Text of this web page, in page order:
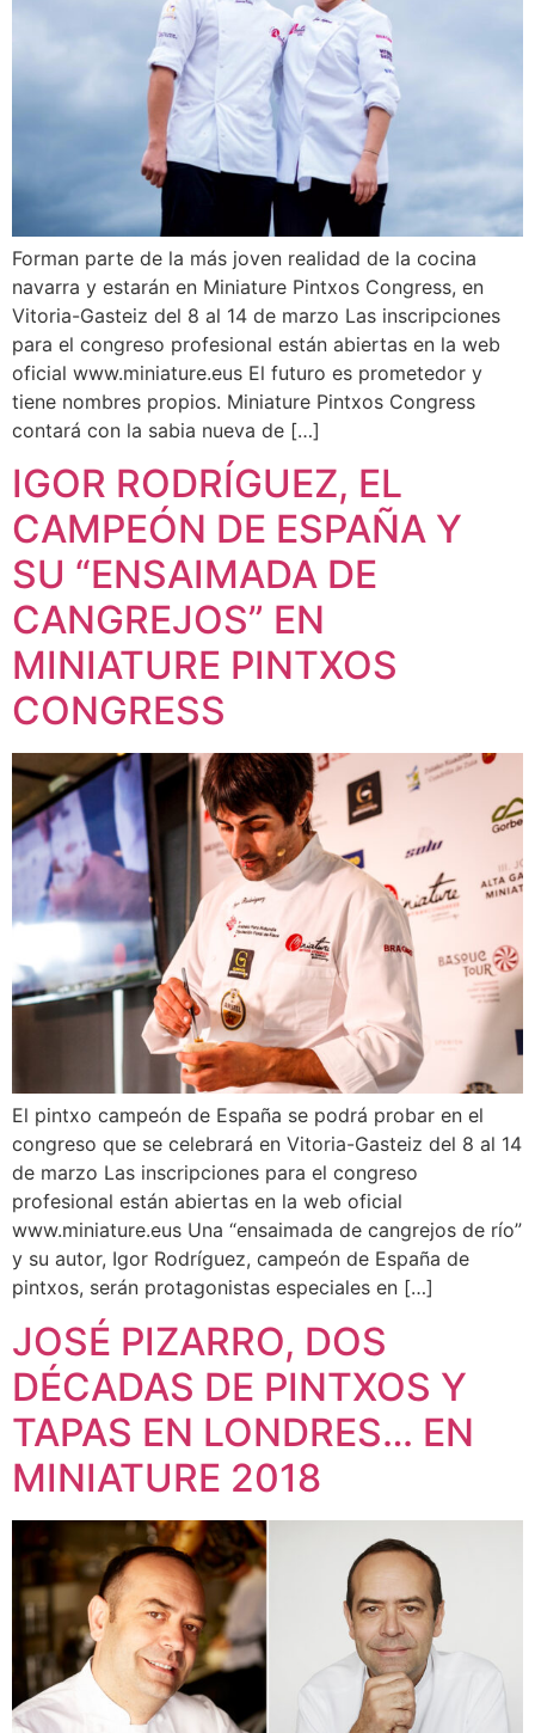
Forman parte de la más joven realidad de la cocina
navarra y estarán en Miniature Pintxos Congress, en
Vitoria-Gasteiz del 8 al 14 de marzo Las inscripciones
para el congreso profesional están abiertas en la web
oficial www.miniature.eus El futuro es prometedor y
tiene nombres propios. Miniature Pintxos Congress
contará con la sabia nueva de […]
IGOR RODRÍGUEZ, EL
CAMPEÓN DE ESPAÑA Y
SU “ENSAIMADA DE
CANGREJOS” EN
MINIATURE PINTXOS
CONGRESS
El pintxo campeón de España se podrá probar en el
congreso que se celebrará en Vitoria-Gasteiz del 8 al 14
de marzo Las inscripciones para el congreso
profesional están abiertas en la web oficial
www.miniature.eus Una “ensaimada de cangrejos de río”
y su autor, Igor Rodríguez, campeón de España de
pintxos, serán protagonistas especiales en […]
JOSÉ PIZARRO, DOS
DÉCADAS DE PINTXOS Y
TAPAS EN LONDRES… EN
MINIATURE 2018